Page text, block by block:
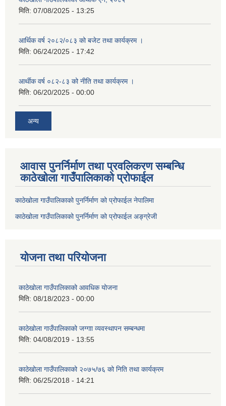
मिति: 07/08/2025 - 13:25
आर्थिक वर्ष २०८२/०८३ को बजेट तथा कार्यक्रम ।
मिति: 06/24/2025 - 17:42
आर्थीक वर्ष ०८२-८३ को नीति तथा कार्यक्रम ।
मिति: 06/20/2025 - 00:00
अन्य
आवास पुनर्निर्माण तथा प्रवलिकरण सम्बन्धि
काठेखोला गाउँपालिकाको प्रोफाईल
काठेखोला गाउँपालिकाको पुनर्निर्माण को प्रोफाईल नेपालिमा
काठेखोला गाउँपालिकाको पुनर्निर्माण को प्रोफाईल अङ्ग्रेजी
योजना तथा परियोजना
काठेखोला गाउँपालिकाको आवधिक योजना
मिति: 08/18/2023 - 00:00
काठेखोला गाउँपालिकाको जग्गाा व्यवस्थापन सम्बन्धमा
मिति: 04/08/2019 - 13:55
काठेखोला गाउँपालिकाको २०७५/७६ को निति तथा कार्यक्रम
मिति: 06/25/2018 - 14:21